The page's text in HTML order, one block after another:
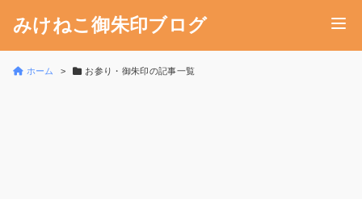
みけねこ御朱印ブログ
ホーム お参り・御朱印の記事一覧